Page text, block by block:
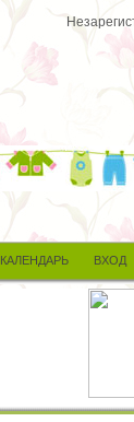
КАЛЕНДАРЬ ВХОД